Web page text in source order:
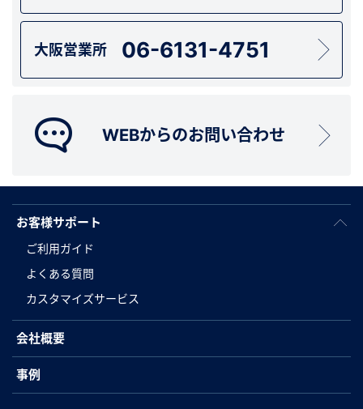
大阪営業所 06-6131-4751
WEBからのお問い合わせ
お客様サポート
ご利用ガイド
よくある質問
カスタマイズサービス
会社概要
事例